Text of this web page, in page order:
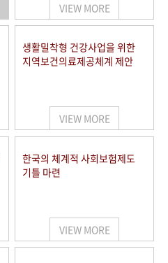
행정박물 영상 기록물
VIEW MORE
생활밀착형 건강사업을 위한
지역보건의료제공체계 제안
VIEW MORE
한국의 체계적 사회보험제도
기틀 마련
VIEW MORE